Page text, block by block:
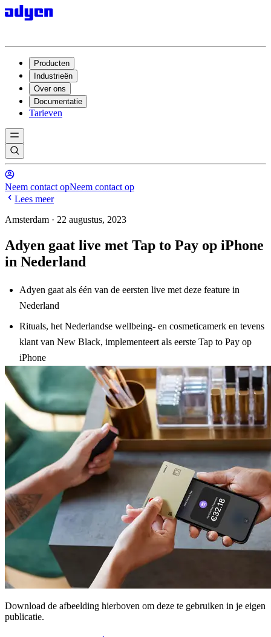
Producten
Industrieën
Over ons
Documentatie
Tarieven
Neem contact opNeem contact op
Lees meer
Amsterdam · 22 augustus, 2023
Adyen gaat live met Tap to Pay op iPhone
in Nederland
Adyen gaat als één van de eersten live met deze feature in
Nederland
Rituals, het Nederlandse wellbeing- en cosmeticamerk en tevens
klant van New Black, implementeert als eerste Tap to Pay op
iPhone
Download de afbeelding hierboven om deze te gebruiken in je eigen
publicatie.